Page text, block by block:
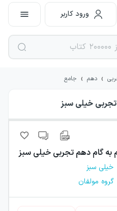
ورود کاربر
› دهم › جامع
خیلی سبز
به گام دهم تجربی خیلی سبز
خیلی سبز
گروه مولفان